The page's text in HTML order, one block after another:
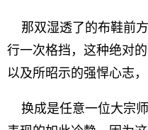
那双湿透了的布鞋前
行一次格挡，这种绝对
以及所昭示的强悍心志
换成是任意一位大宗